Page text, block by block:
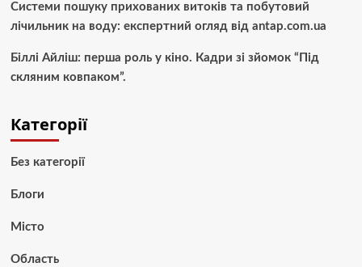
Системи пошуку прихованих витоків та побутовий
лічильник на воду: експертний огляд від antap.com.ua
Біллі Айліш: перша роль у кіно. Кадри зі зйомок “Під
скляним ковпаком”.
Категорії
Без категорії
Блоги
Місто
Область